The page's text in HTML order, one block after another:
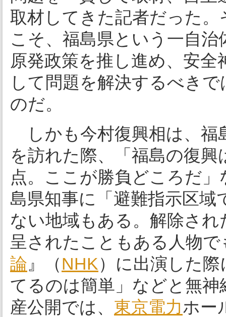
取材してきた記者だった
こそ、福島県という一自
原発政策を推し進め、安
して問題を解決するべき
のだ。
しかも今村復興相は、福
を訪れた際、「福島の復興
点。ここが勝負どころだ
島県知事に「避難指示区
ない地域もある。解除さ
呈されたこともある人物
論 』（NHK）に出演した
てるのは簡単」などと無
産公開では、 東京電力ホー